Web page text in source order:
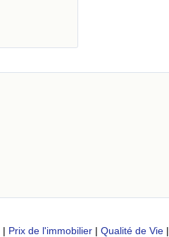
| Prix de l'immobilier | Qualité de Vie |